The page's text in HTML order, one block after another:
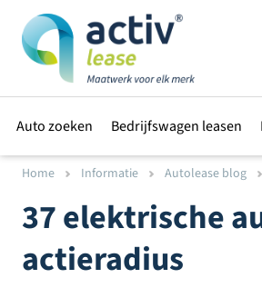
Auto zoeken Bedrijfswagen leasen
Home Informatie Autolease blog
37 elektrische
actieradius